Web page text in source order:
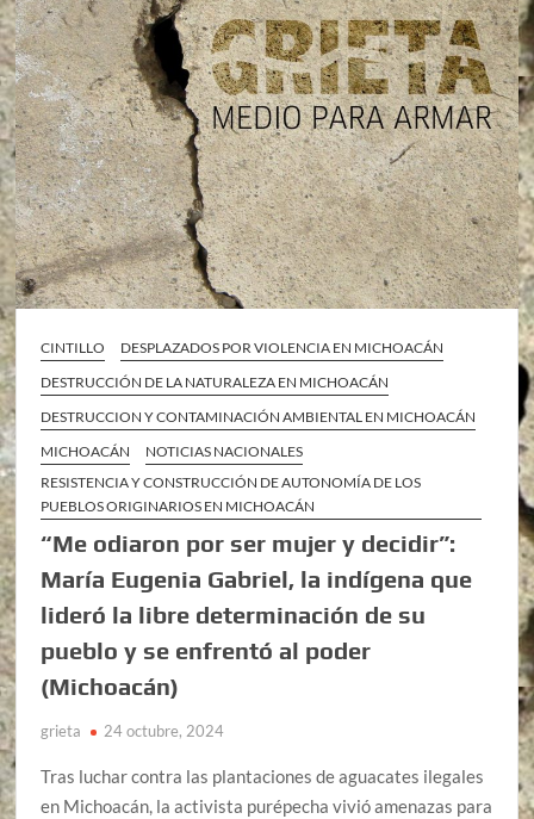
CINTILLO
DESPLAZADOS POR VIOLENCIA EN MICHOACÁN
DESTRUCCIÓN DE LA NATURALEZA EN MICHOACÁN
DESTRUCCION Y CONTAMINACIÓN AMBIENTAL EN MICHOACÁN
MICHOACÁN
NOTICIAS NACIONALES
RESISTENCIA Y CONSTRUCCIÓN DE AUTONOMÍA DE LOS
PUEBLOS ORIGINARIOS EN MICHOACÁN
“Me odiaron por ser mujer y decidir”:
María Eugenia Gabriel, la indígena que
lideró la libre determinación de su
pueblo y se enfrentó al poder
(Michoacán)
grieta 24 octubre, 2024
Tras luchar contra las plantaciones de aguacates ilegales
en Michoacán, la activista purépecha vivió amenazas para